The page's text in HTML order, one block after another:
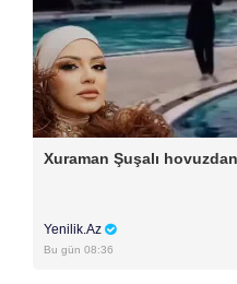
Xuraman Şuşalı
Yenilik.Az
Bu gün 08:36